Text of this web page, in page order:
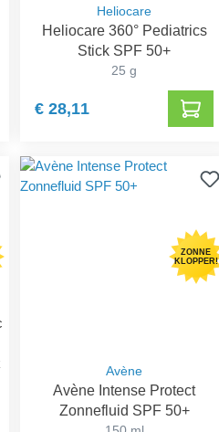
Heliocare
Heliocare 360° Pediatrics
Stick SPF 50+
25 g
€ 28,11
ZONNE
KLOPPER!
Avène
Avène Intense Protect
Zonnefluid SPF 50+